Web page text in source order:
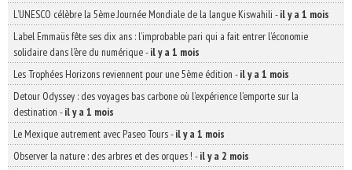
L’UNESCO célèbre la 5ème Journée Mondiale de la langue Kiswahili -il y a 1 mois
Label Emmaüs fête ses dix ans : l’improbable pari qui a fait entrer l’économie
solidaire dans l’ère du numérique-il y a 1 mois
Les Trophées Horizons reviennent pour une 5ème édition -il y a 1 mois
Detour Odyssey : des voyages bas carbone où l’expérience l’emporte sur la
destination -il y a 1 mois
Le Mexique autrement avec Paseo Tours-il y a 1 mois
Observer la nature : des arbres et des orques ! -il y a 2 mois